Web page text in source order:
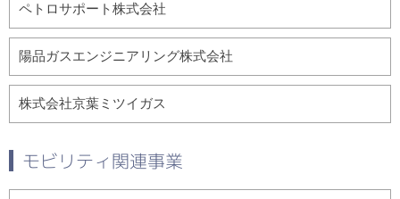
ペトロサポート株式会社
陽品ガスエンジニアリング株式会社
株式会社京葉ミツイガス
モビリティ関連事業